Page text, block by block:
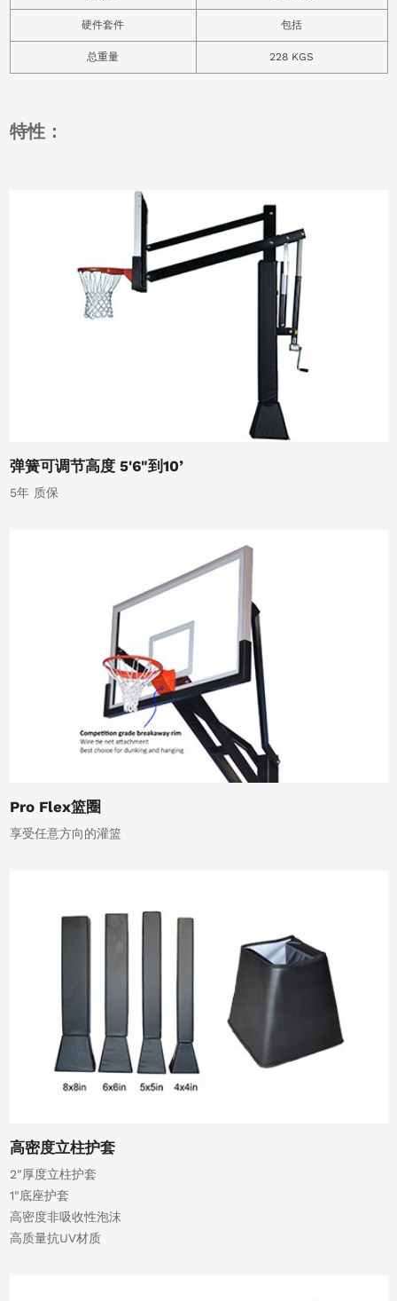
硬件套件 包括
总重量 228 KGS
特性：
弹簧可调节高度 5'6"到10’
5年 质保
Pro Flex篮圈
享受任意方向的灌篮
高密度立柱护套
2"厚度立柱护套
1"底座护套
高密度非吸收性泡沫
高质量抗UV材质